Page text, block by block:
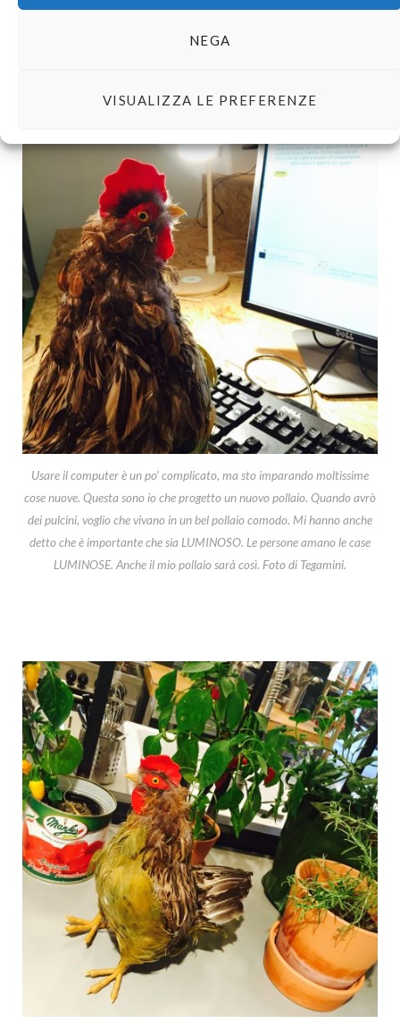
NEGA
VISUALIZZA LE PREFERENZE
Usare il computer è un po’ complicato, ma sto imparando moltissime
cose nuove. Questa sono io che progetto un nuovo pollaio. Quando avrò
dei pulcini, voglio che vivano in un bel pollaio comodo. Mi hanno anche
detto che è importante che sia LUMINOSO. Le persone amano le case
LUMINOSE. Anche il mio pollaio sarà così. Foto di Tegamini.